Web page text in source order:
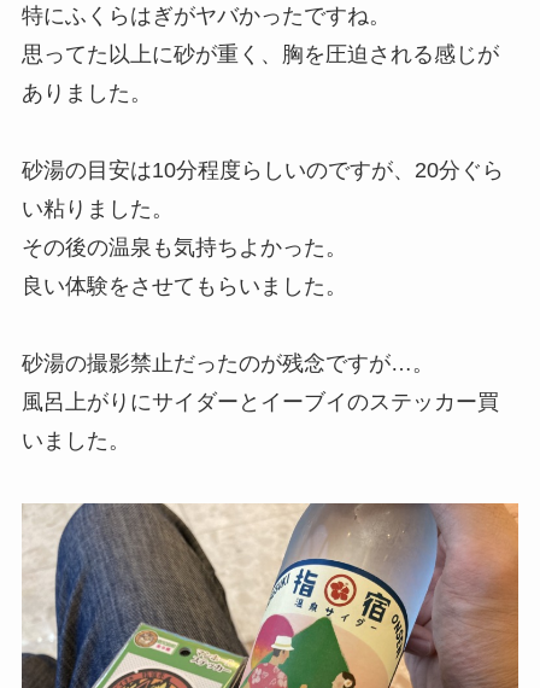
特にふくらはぎがヤバかったですね。
思ってた以上に砂が重く、胸を圧迫される感じが
ありました。
砂湯の目安は10分程度らしいのですが、20分ぐら
い粘りました。
その後の温泉も気持ちよかった。
良い体験をさせてもらいました。
砂湯の撮影禁止だったのが残念ですが…。
風呂上がりにサイダーとイーブイのステッカー買
いました。